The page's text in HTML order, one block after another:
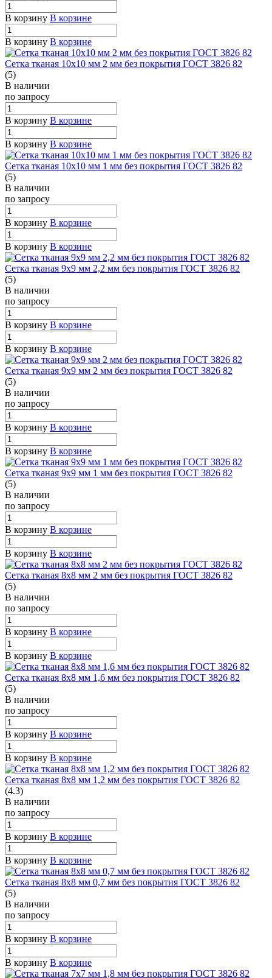
В корзину В корзине
В корзину В корзине
Сетка тканая 10х10 мм 2 мм без покрытия ГОСТ 3826 82
(5)
В наличии
по запросу
В корзину В корзине
В корзину В корзине
Сетка тканая 10х10 мм 1 мм без покрытия ГОСТ 3826 82
(5)
В наличии
по запросу
В корзину В корзине
В корзину В корзине
Сетка тканая 9х9 мм 2,2 мм без покрытия ГОСТ 3826 82
(5)
В наличии
по запросу
В корзину В корзине
В корзину В корзине
Сетка тканая 9х9 мм 2 мм без покрытия ГОСТ 3826 82
(5)
В наличии
по запросу
В корзину В корзине
В корзину В корзине
Сетка тканая 9х9 мм 1 мм без покрытия ГОСТ 3826 82
(5)
В наличии
по запросу
В корзину В корзине
В корзину В корзине
Сетка тканая 8х8 мм 2 мм без покрытия ГОСТ 3826 82
(5)
В наличии
по запросу
В корзину В корзине
В корзину В корзине
Сетка тканая 8х8 мм 1,6 мм без покрытия ГОСТ 3826 82
(5)
В наличии
по запросу
В корзину В корзине
В корзину В корзине
Сетка тканая 8х8 мм 1,2 мм без покрытия ГОСТ 3826 82
(4.3)
В наличии
по запросу
В корзину В корзине
В корзину В корзине
Сетка тканая 8х8 мм 0,7 мм без покрытия ГОСТ 3826 82
(5)
В наличии
по запросу
В корзину В корзине
В корзину В корзине